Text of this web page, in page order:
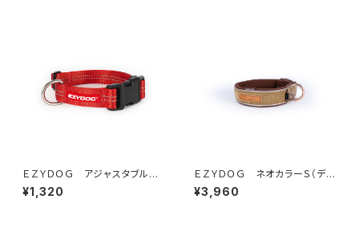
ＥＺＹＤＯＧ アジャスタブルカ
ラー S (全3色)
¥1,320
ＥＺＹＤＯＧ ネオカラーＳ（デニ
ム＆コーデュロイ）
¥3,960